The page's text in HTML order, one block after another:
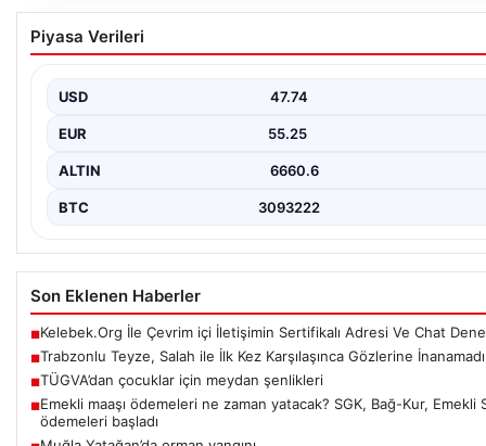
Trabzonlu Teyze, Salah ile İlk Kez Karşılaşınca
Gözlerine İnanamadı
futbolcu Mohamed Salah ile karşılaşınca…
Piyasa Verileri
USD 47.74
EUR 55.25
ALTIN 6660.6
BTC 3093222
Son Eklenen Haberler
■Kelebek.Org İle Çevrim içi İletişimin Sertifikalı Adresi Ve Chat
■Trabzonlu Teyze, Salah ile İlk Kez Karşılaşınca Gözlerine İnanamadı
■TÜGVA’dan çocuklar için meydan şenlikleri
■Emekli maaşı ödemeleri ne zaman yatacak? SGK, Bağ-Kur, Emekli
ödemeleri başladı